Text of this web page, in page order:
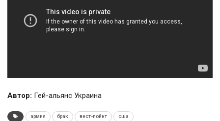
Автор: Гей-альянс Украина
армия брак вест-пойнт сша